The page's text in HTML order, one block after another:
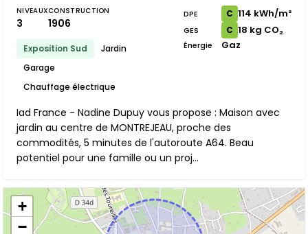
NIVEAUX
3
CONSTRUCTION
1906
Exposition Sud
Jardin
Garage
Chauffage électrique
DPE C 114 kWh/m²
GES C 18 kg CO₂
Énergie Gaz
Iad France - Nadine Dupuy vous propose : Maison avec
jardin au centre de MONTREJEAU, proche des
commodités, 5 minutes de l'autoroute A64. Beau
potentiel pour une famille ou un proj...
+
−